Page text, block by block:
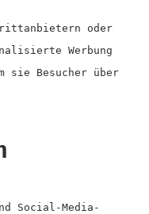
oder
Werbung
sie Besucher über
Social-Media-